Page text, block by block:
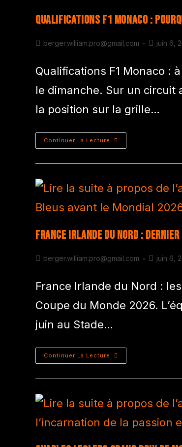
Qualifications F1 Monaco :
berger.william.pro@gmail.com juin 6,
Qualifications F1 Monaco :
le dimanche. Sur un circuit
la position sur la grille…
Continuer La Lecture
France Irlande du Nord :
berger.william.pro@gmail.com juin 6,
France Irlande du Nord :
Coupe du Monde 2026.
juin au Stade…
Continuer La Lecture